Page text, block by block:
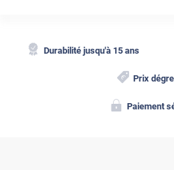
Durabilité jusqu'à 15 ans
Prix
Paiement